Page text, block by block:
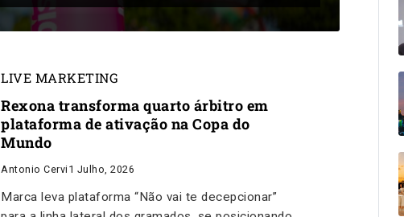
LIVE MARKETING
Rexona transforma quarto árbitro em
plataforma de ativação na Copa do
Mundo
Antonio Cervi 1 Julho, 2026
Marca leva plataforma “Não vai te decepcionar”